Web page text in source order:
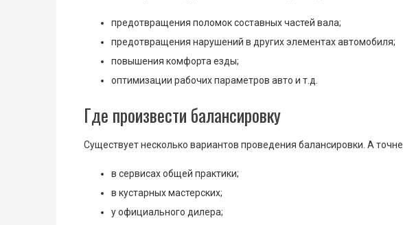
предотвращения поломок составных частей вала;
предотвращения нарушений в других элементах автомобиля;
повышения комфорта езды;
оптимизации рабочих параметров авто и т.д.
Где произвести балансировку
Существует несколько вариантов проведения балансировки. А
в сервисах общей практики;
в кустарных мастерских;
у официального дилера;